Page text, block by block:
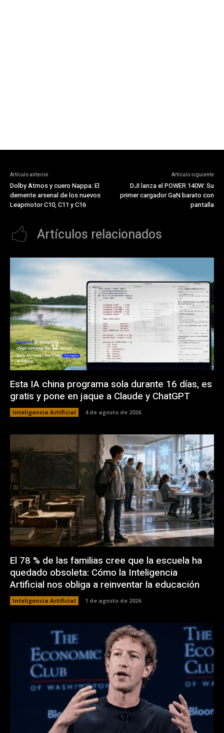
Artículo anterior
Dolby Atmos y cuero Nappa: El
demente arsenal de los nuevos
Leapmotor C10, C11 y C16
Artículo siguiente
DJI lanza el POWER 140W: Su
primer cargador GaN barato con
pantalla
Artículos relacionados
Esta IA china programa sola durante 16 días, es
gratis y pone en jaque a Claude y ChatGPT
Inteligencia Artificial 4 de agosto de 2026
El 78 % de las familias cree que la escuela ha
quedado obsoleta: Cómo la Inteligencia
Artificial nos obliga a reinventar la educación
Inteligencia Artificial 1 de agosto de 2026